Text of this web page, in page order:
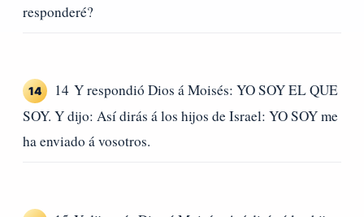
responderé?
14
14 Y respondió Dios á Moisés: YO SOY EL QUE
SOY. Y dijo: Así dirás á los hijos de Israel: YO SOY me
ha enviado á vosotros.